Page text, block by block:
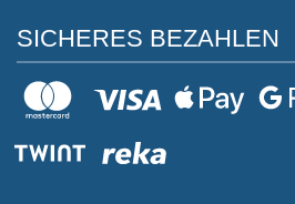
SICHERES BEZAHLEN